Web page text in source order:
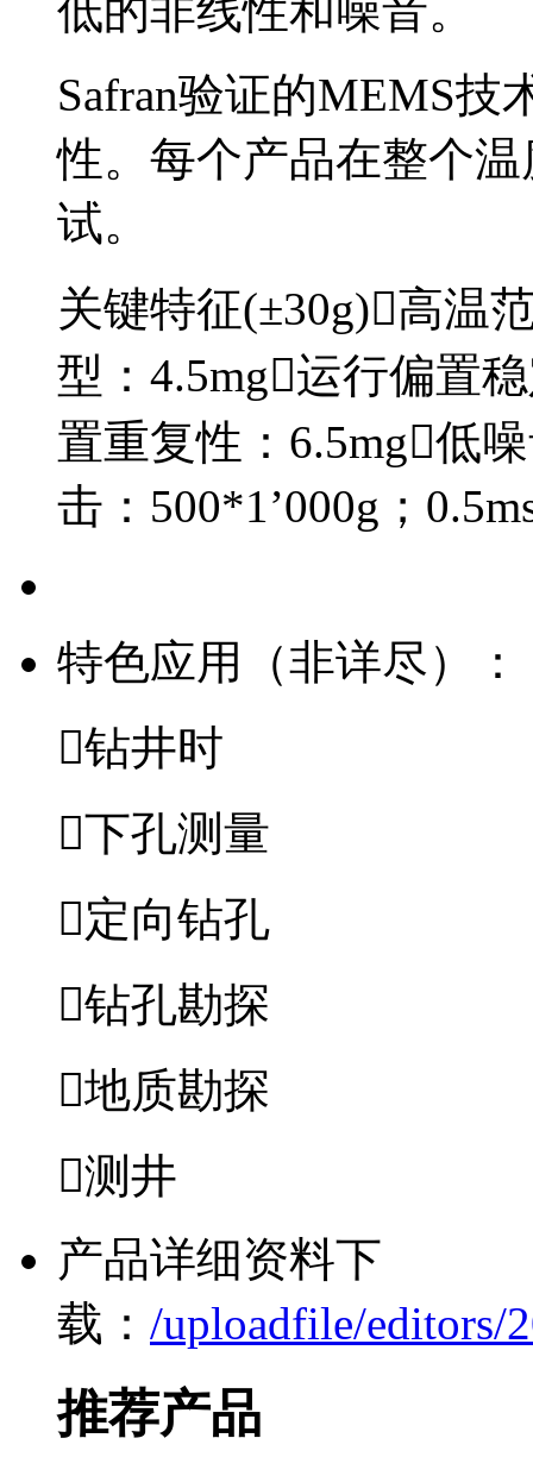
低的非线性和噪音。
Safran验证的MEMS
性。每个产品在整个
试。
关键特征(±30g)高温
型：4.5mg运行偏置
置重复性：6.5mg低
击：500*1’000g；
特色应用（非详尽）：
钻井时
下孔测量
定向钻孔
钻孔勘探
地质勘探
测井
产品详细资料下
载： /uploadfile/editors/
推荐产品